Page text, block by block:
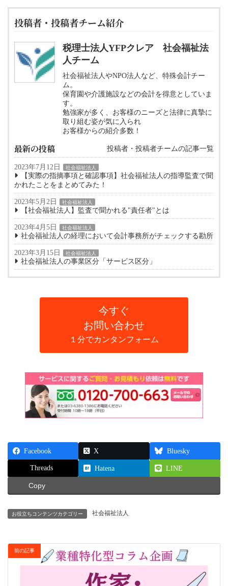
投稿者・投稿者チーム紹介
税理士法人YFPクレア 社会福祉法
人チーム
社会福祉法人やNPO法人など、特殊会計チー
ム。
保育園や介護施設などの会計を得意としていま
す。
勉強家が多く、お客様のニーズと法律に真摯に
取り組む姿が気に入られ
お客様からの紹介多数！
最新の投稿 投稿者・投稿者チームの記事一覧
2023年7月12日 社会福祉法人
【実際の指摘事項と確認事項】社会福祉法人の指導監査で聞
かれたことをまとめてみた！
2023年5月2日 社会福祉法人
【社会福祉法人】監査で聞かれる"責任者"とは
2023年4月5日 社会福祉法人
社会福祉法人の経理において会計事務所がチェックする勘所
2023年3月15日 社会福祉法人
社会福祉法人の事業区分「サービス区分」
今すぐ
お問い合わせ
１分でカンタンフォーム
Facebook X Bluesky
Threads Hatena LINE
Copy
お役立ちコンテンツカテゴリー 社会福祉法人
前の記事